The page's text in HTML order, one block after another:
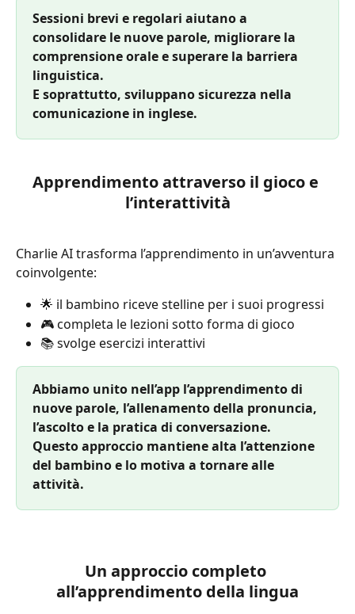
Sessioni brevi e regolari aiutano a
consolidare le nuove parole, migliorare la
comprensione orale e superare la barriera
linguistica.
E soprattutto, sviluppano sicurezza nella
comunicazione in inglese.
Apprendimento attraverso il gioco e
l’interattività
Charlie AI trasforma l’apprendimento in un’avventura
coinvolgente:
🌟 il bambino riceve stelline per i suoi progressi
🎮 completa le lezioni sotto forma di gioco
📚 svolge esercizi interattivi
Abbiamo unito nell’app l’apprendimento di
nuove parole, l’allenamento della pronuncia,
l’ascolto e la pratica di conversazione.
Questo approccio mantiene alta l’attenzione
del bambino e lo motiva a tornare alle
attività.
Un approccio completo
all’apprendimento della lingua